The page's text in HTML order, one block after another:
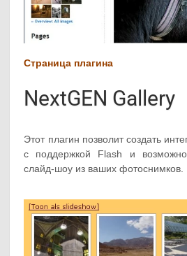
Страница плагина
NextGEN Gallery
Этот плагин позволит создать
с поддержкой Flash и
слайд-шоу из ваших фотоснимков.